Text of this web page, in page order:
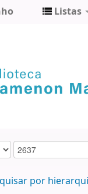
Listas
por